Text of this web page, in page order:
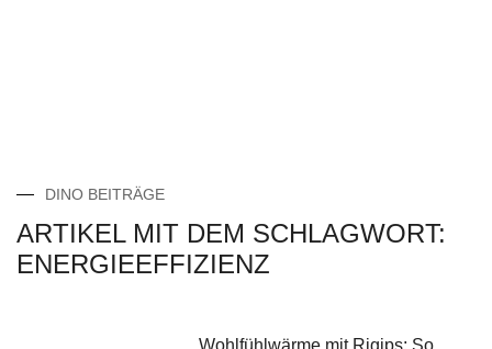
DINO BEITRÄGE
ARTIKEL MIT DEM SCHLAGWORT:
ENERGIEEFFIZIENZ
Wohlfühlwärme mit Rigips: So